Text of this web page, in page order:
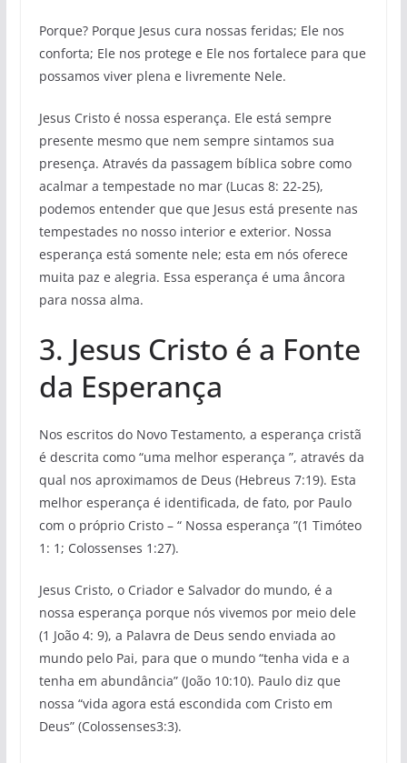
Porque? Porque Jesus cura nossas feridas; Ele nos
conforta; Ele nos protege e Ele nos fortalece para que
possamos viver plena e livremente Nele.
Jesus Cristo é nossa esperança. Ele está sempre
presente mesmo que nem sempre sintamos sua
presença. Através da passagem bíblica sobre como
acalmar a tempestade no mar (Lucas 8: 22-25),
podemos entender que que Jesus está presente nas
tempestades no nosso interior e exterior. Nossa
esperança está somente nele; esta em nós oferece
muita paz e alegria. Essa esperança é uma âncora
para nossa alma.
3. Jesus Cristo é a Fonte
da Esperança
Nos escritos do Novo Testamento, a esperança cristã
é descrita como “uma melhor esperança ”, através da
qual nos aproximamos de Deus (Hebreus 7:19). Esta
melhor esperança é identificada, de fato, por Paulo
com o próprio Cristo – “ Nossa esperança ”(1 Timóteo
1: 1; Colossenses 1:27).
Jesus Cristo, o Criador e Salvador do mundo, é a
nossa esperança porque nós vivemos por meio dele
(1 João 4: 9), a Palavra de Deus sendo enviada ao
mundo pelo Pai, para que o mundo “tenha vida e a
tenha em abundância” (João 10:10). Paulo diz que
nossa “vida agora está escondida com Cristo em
Deus” (Colossenses3:3).